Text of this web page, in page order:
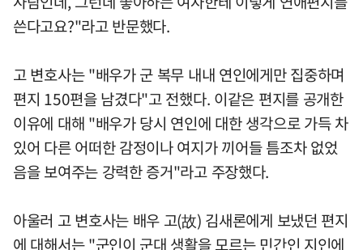
쓴다고요?"라고 반문했다.
고 변호사는 "배우가 군 복무 내내 연인에게만 집중하며
편지 150편을 남겼다"고 전했다. 이같은 편지를 공개한
이유에 대해 "배우가 당시 연인에 대한 생각으로 가득 차
있어 다른 어떠한 감정이나 여지가 끼어들 틈조차 없었
음을 보여주는 강력한 증거"라고 주장했다.
아울러 고 변호사는 배우 고(故) 김새론에게 보냈던 편지
에 대해서는 "군인이 군대 생활을 모르는 민간인 지인에